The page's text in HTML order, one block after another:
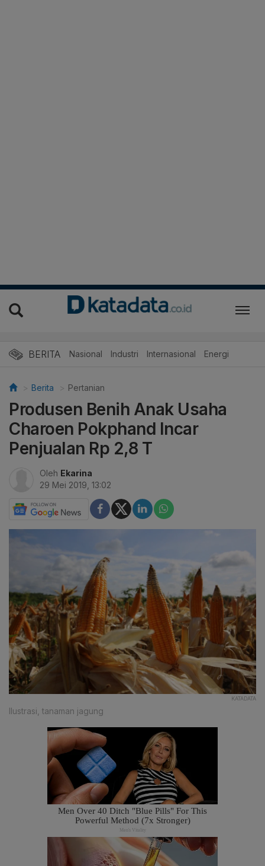
BERITA Nasional Industri Internasional Energi
Berita Pertanian
Produsen Benih Anak Usaha
Charoen Pokphand Incar
Penjualan Rp 2,8 T
Oleh Ekarina
29 Mei 2019, 13:02
KATADATA
Ilustrasi, tanaman jagung